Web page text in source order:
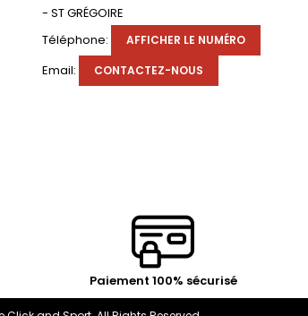
- ST GRÉGOIRE
Téléphone:
AFFICHER LE NUMÉRO
Email: CONTACTEZ-NOUS
Paiement 100% sécurisé